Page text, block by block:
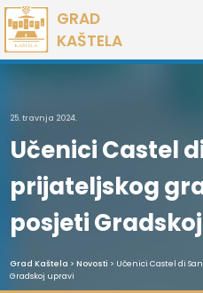
Preskoči
na
sadržaj
GRAD
KAŠTELA
25. travnja 2024.
Učenici Castel
prijateljskog
posjeti
Grad Kaštela > Novosti > Učenici Castel di
Gradskoj upravi